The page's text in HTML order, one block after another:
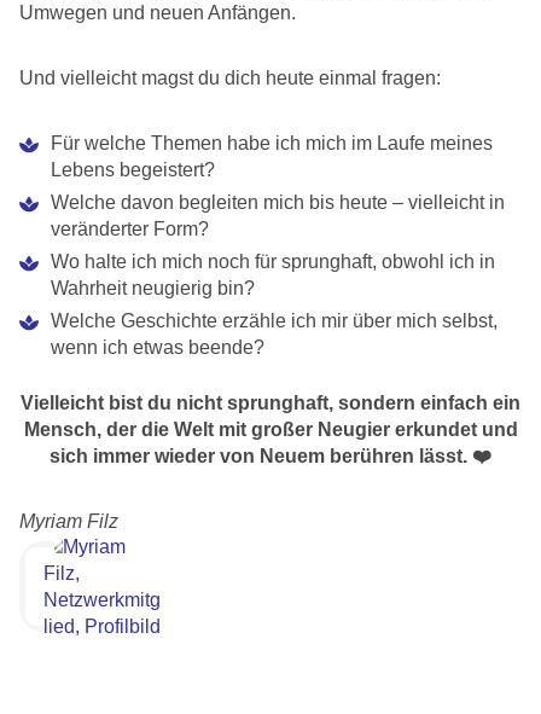
Umwegen und neuen Anfängen.
Und vielleicht magst du dich heute einmal fragen:
Für welche Themen habe ich mich im Laufe meines
Lebens begeistert?
Welche davon begleiten mich bis heute – vielleicht in
veränderter Form?
Wo halte ich mich noch für sprunghaft, obwohl ich in
Wahrheit neugierig bin?
Welche Geschichte erzähle ich mir über mich selbst,
wenn ich etwas beende?
Vielleicht bist du nicht sprunghaft, sondern einfach ein
Mensch, der die Welt mit großer Neugier erkundet und
sich immer wieder von Neuem berühren lässt. ❤️
Myriam Filz